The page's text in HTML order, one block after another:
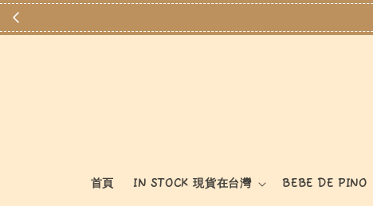
首頁 IN STOCK 現貨在台灣 BEBE DE PINO